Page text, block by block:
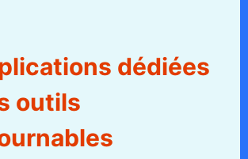
dédiées
outils